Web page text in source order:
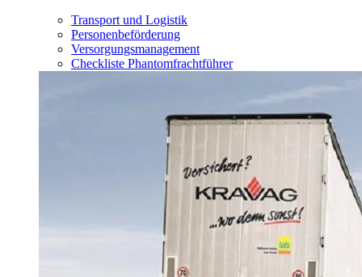
Transport und Logistik
Personenbeförderung
Versorgungsmanagement
Checkliste Phantomfrachtführer